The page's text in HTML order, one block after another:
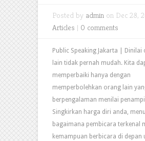
Posted by admin on Dec 28,
Articles | 0 comments
Public Speaking Jakarta | Dinilai
lain tidak pernah mudah. Kita
memperbaiki hanya dengan
memperbolehkan orang lain
berpengalaman menilai
Singkirkan harga diri anda,
bagaimana pembicara terkenal
kemampuan berbicara di depan